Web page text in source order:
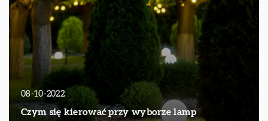
08-10-2022
Czym się kierować przy wyborze lamp